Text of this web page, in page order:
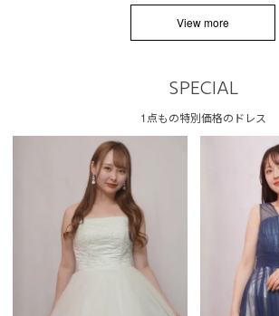
View more
SPECIAL
1点もの特別価格のドレス